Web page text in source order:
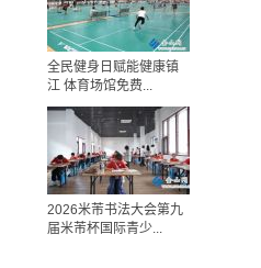
全民健身日赋能健康镇
江 体育场馆免费...
2026米芾书法大会第九
届米芾杯国际青少...